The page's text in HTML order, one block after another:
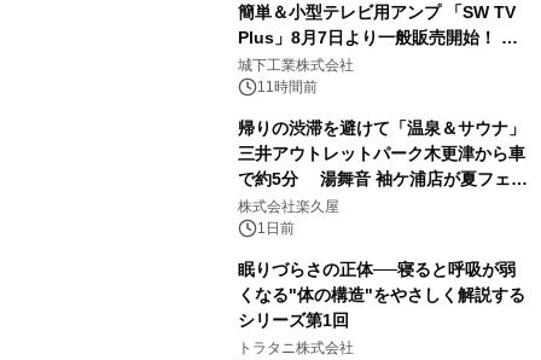
簡単＆小型テレビ用アンプ 「SW TV
Plus」8月7日より一般販売開始！ ケ
ーブル1本つなぐだけ、テレビの音が
ぐっと豊かに
城下工業株式会社
11時間前
帰りの渋滞を避けて「温泉＆サウナ」
三井アウトレットパーク木更津から車
で約5分 湯舞音 袖ケ浦店が夏フェア
メニューを提供
株式会社楽久屋
1日前
眠りづらさの正体──寝ると呼吸が弱
くなる"体の構造"をやさしく解説する
シリーズ第1回
トラタニ株式会社